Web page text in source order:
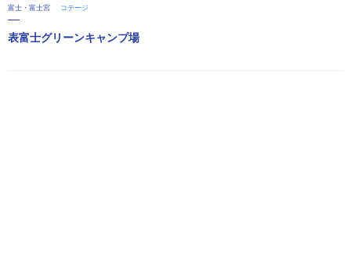
富士・富士宮 コテージ
表富士グリーンキャンプ場